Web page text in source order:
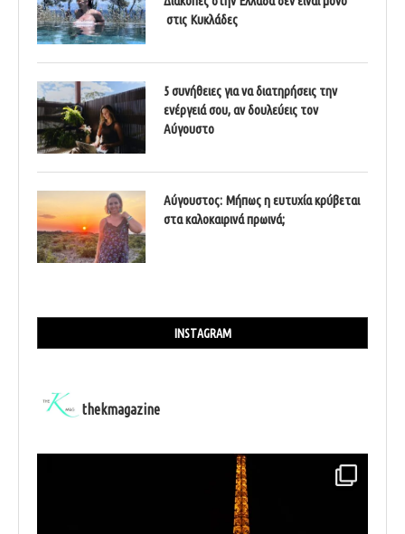
στις Κυκλάδες
5 συνήθειες για να διατηρήσεις την
ενέργειά σου, αν δουλεύεις τον
Αύγουστο
Αύγουστος: Μήπως η ευτυχία κρύβεται
στα καλοκαιρινά πρωινά;
INSTAGRAM
thekmagazine